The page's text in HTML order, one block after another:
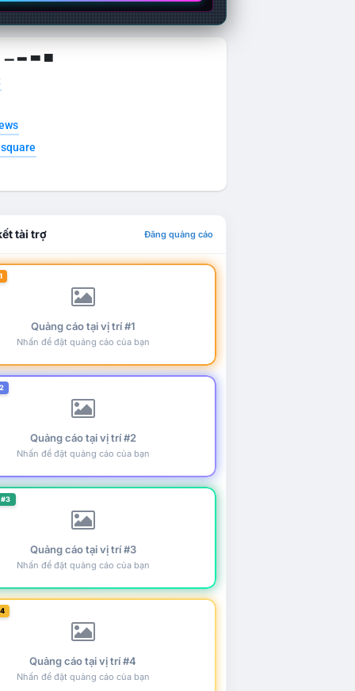
▁ ▂ ▃ ▄
tài trợ Đăng quảng cáo
Quảng cáo tại vị trí #1
Nhấn để đặt quảng cáo của bạn
Quảng cáo tại vị trí #2
Nhấn để đặt quảng cáo của bạn
Quảng cáo tại vị trí #3
Nhấn để đặt quảng cáo của bạn
Quảng cáo tại vị trí #4
Nhấn để đặt quảng cáo của bạn